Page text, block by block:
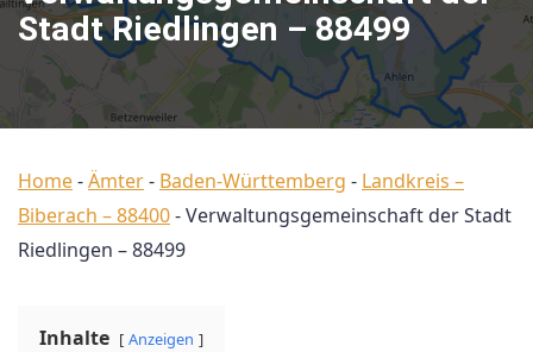
Stadt Riedlingen – 88499
Home-Ämter- Baden-Württemberg - Landkreis –
Biberach – 88400-Verwaltungsgemeinschaft der Stadt
Riedlingen – 88499
Inhalte Anzeigen